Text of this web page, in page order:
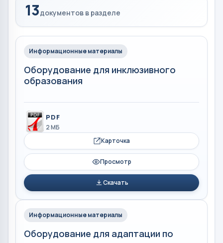
13документов в разделе
Информационные материалы
Оборудование для инклюзивного
образования
PDF
2 МБ
Карточка
Просмотр
Скачать
Информационные материалы
Оборудование для адаптации по